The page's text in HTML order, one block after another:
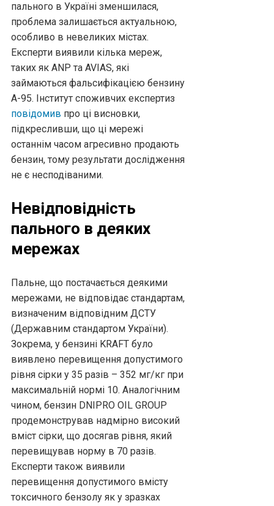
пального в Україні зменшилася,
проблема залишається актуальною,
особливо в невеликих містах.
Експерти виявили кілька мереж,
таких як ANP та AVIAS, які
займаються фальсифікацією бензину
А-95. Інститут споживчих експертиз
повідомив про ці висновки,
підкресливши, що ці мережі
останнім часом агресивно продають
бензин, тому результати дослідження
не є несподіваними.
Невідповідність
пального в деяких
мережах
Пальне, що постачається деякими
мережами, не відповідає стандартам,
визначеним відповідним ДСТУ
(Державним стандартом України).
Зокрема, у бензині KRAFT було
виявлено перевищення допустимого
рівня сірки у 35 разів – 352 мг/кг при
максимальній нормі 10. Аналогічним
чином, бензин DNIPRO OIL GROUP
продемонстрував надмірно високий
вміст сірки, що досягав рівня, який
перевищував норму в 70 разів.
Експерти також виявили
перевищення допустимого вмісту
токсичного бензолу як у зразках